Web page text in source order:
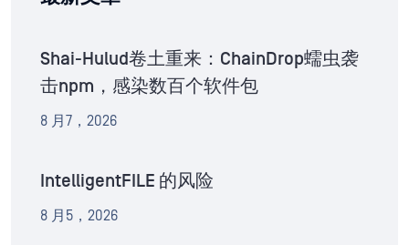
Shai-Hulud卷土重来：ChainDrop蠕虫袭
击npm，感染数百个软件包
8 月7，2026
IntelligentFILE 的风险
8 月5，2026